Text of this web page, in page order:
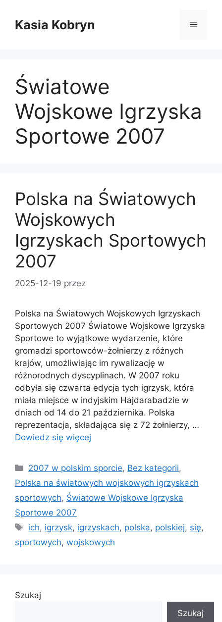
treściKasia Kobryn Menu
Światowe
Wojskowe Igrzyska
Sportowe 2007
Polska na Światowych
Wojskowych
Igrzyskach Sportowych
2007
2025-12-19 przez
Polska na Światowych Wojskowych Igrzyskach
Sportowych 2007 Światowe Wojskowe Igrzyska
Sportowe to wyjątkowe wydarzenie, które
gromadzi sportowców-żołnierzy z różnych
krajów, umożliwiając im rywalizację w
różnorodnych dyscyplinach. W 2007 roku
odbyła się czwarta edycja tych igrzysk, która
miała miejsce w indyjskim Hajdarabadzie w
dniach od 14 do 21 października. Polska
reprezentacja, składająca się z 72 żołnierzy, …
Dowiedz się więcej
Kategorie
2007 w polskim sporcie, Bez kategorii,
Polska na światowych wojskowych igrzyskach
sportowych, Światowe Wojskowe Igrzyska
Sportowe 2007
Tagi
ich, igrzysk, igrzyskach, polska, polskiej, się,
sportowych, wojskowych
Szukaj
Szukaj